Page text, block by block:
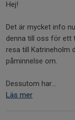
Hej!
Det är mycket info
denna till oss för ett
resa till Katrineholm
påminnelse om.
Dessutom har...
Läs mer